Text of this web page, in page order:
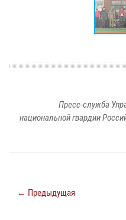
Пресс-служба
национальной гвардии
← Предыдущая